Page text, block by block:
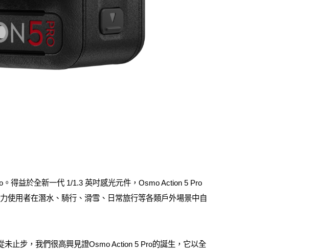
得益於全新一代 1/1.3 英吋感光元件，Osmo Action 5 Pro
使用者在潛水、騎行、滑雪、日常旅行等各類戶外場景中自
止步，我們很高興見證Osmo Action 5 Pro的誕生，它以全